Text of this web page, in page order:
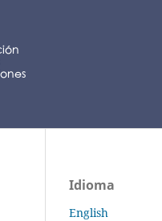
Idioma
English